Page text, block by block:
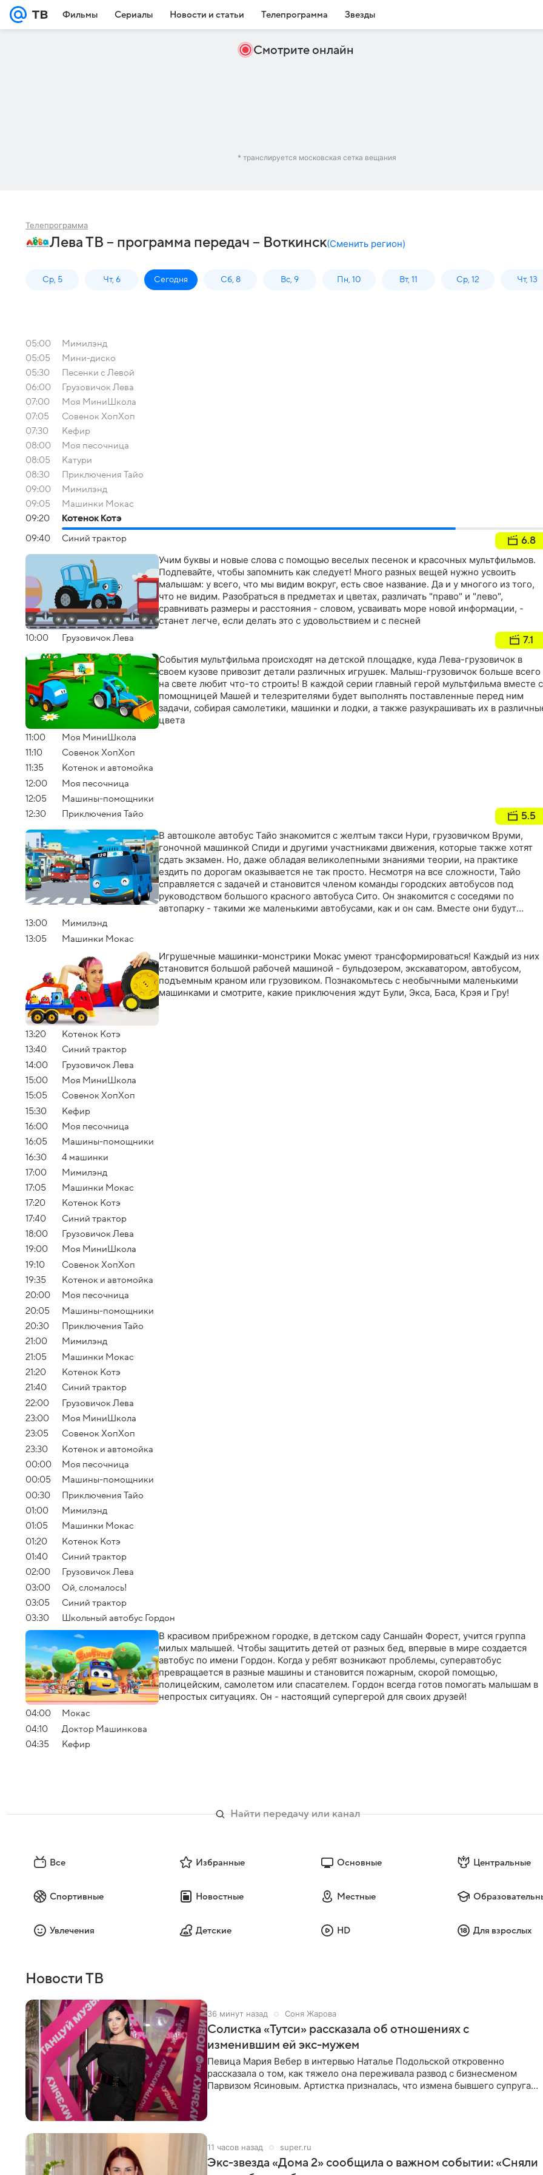
Фильмы Сериалы Новости и статьи Телепрограмма Звезды
Смотрите онлайн
* транслируется московская сетка вещания
Телепрограмма
Лева ТВ – программа передач – Воткинск(Сменить регион)
Ср, 5 Чт, 6 Сегодня Сб, 8 Вс, 9 Пн, 10 Вт, 11 Ср, 12 Чт, 13
05:00
Мимилэнд
05:05
Мини-диско
05:30
Песенки с Левой
06:00
Грузовичок Лева
07:00
Моя МиниШкола
07:05
Совенок ХопХоп
07:30
Кефир
08:00
Моя песочница
08:05
Катури
08:30
Приключения Тайо
09:00
Мимилэнд
09:05
Машинки Мокас
09:20
Котенок Котэ
09:40 Синий трактор 6.8
Учим буквы и новые слова с помощью веселых песенок и красочных мультфильмов.
Подпевайте, чтобы запомнить как следует! Много разных вещей нужно усвоить
малышам: у всего, что мы видим вокруг, есть свое название. Да и у многого из того,
что не видим. Разобраться в предметах и цветах, различать "право" и "лево",
сравнивать размеры и расстояния - словом, усваивать море новой информации, -
станет легче, если делать это с удовольствием и с песней
10:00 Грузовичок Лева 7.1
События мультфильма происходят на детской площадке, куда Лева-грузовичок в
своем кузове привозит детали различных игрушек. Малыш-грузовичок больше всего
на свете любит что-то строить! В каждой серии главный герой мультфильма вместе с
помощницей Машей и телезрителями будет выполнять поставленные перед ним
задачи, собирая самолетики, машинки и лодки, а также разукрашивать их в
цвета
11:00
Моя МиниШкола
11:10
Совенок ХопХоп
11:35
Котенок и автомойка
12:00
Моя песочница
12:05
Машины-помощники
12:30
Приключения Тайо 5.5
В автошколе автобус Тайо знакомится с желтым такси Нури, грузовичком Вруми,
гоночной машинкой Спиди и другими участниками движения, которые также хотят
сдать экзамен. Но, даже обладая великолепными знаниями теории, на практике
ездить по дорогам оказывается не так просто. Несмотря на все сложности, Тайо
справляется с задачей и становится членом команды городских автобусов под
руководством большого красного автобуса Сито. Он знакомится с соседями по
автопарку - такими же маленькими автобусами, как и он сам. Вместе они будут
13:00
Мимилэнд
13:05
Машинки Мокас
Игрушечные машинки-монстрики Мокас умеют трансформироваться! Каждый из них
становится большой рабочей машиной - бульдозером, экскаватором, автобусом,
подъемным краном или грузовиком. Познакомьтесь с необычными маленькими
машинками и смотрите, какие приключения ждут Були, Экса, Баса, Крэя и Гру!
13:20
Котенок Котэ
13:40
Синий трактор
14:00
Грузовичок Лева
15:00
Моя МиниШкола
15:05
Совенок ХопХоп
15:30
Кефир
16:00
Моя песочница
16:05
Машины-помощники
16:30
4 машинки
17:00
Мимилэнд
17:05
Машинки Мокас
17:20
Котенок Котэ
17:40
Синий трактор
18:00
Грузовичок Лева
19:00
Моя МиниШкола
19:10
Совенок ХопХоп
19:35
Котенок и автомойка
20:00
Моя песочница
20:05
Машины-помощники
20:30
Приключения Тайо
21:00
Мимилэнд
21:05
Машинки Мокас
21:20
Котенок Котэ
21:40
Синий трактор
22:00
Грузовичок Лева
23:00
Моя МиниШкола
23:05
Совенок ХопХоп
23:30
Котенок и автомойка
00:00
Моя песочница
00:05
Машины-помощники
00:30
Приключения Тайо
01:00
Мимилэнд
01:05
Машинки Мокас
01:20
Котенок Котэ
01:40
Синий трактор
02:00
Грузовичок Лева
03:00
Ой, сломалось!
03:05
Синий трактор
03:30
Школьный автобус Гордон
В красивом прибрежном городке, в детском саду Саншайн Форест, учится группа
милых малышей. Чтобы защитить детей от разных бед, впервые в мире создается
автобус по имени Гордон. Когда у ребят возникают проблемы, суперавтобус
превращается в разные машины и становится пожарным, скорой помощью,
полицейским, самолетом или спасателем. Гордон всегда готов помогать малышам в
непростых ситуациях. Он - настоящий супергерой для своих друзей!
04:00
Мокас
04:10
Доктор Машинкова
04:35
Кефир
Все Избранные Основные Центральные
Спортивные Новостные Местные
Увлечения Детские HD Для взрослых
Новости ТВ
36 минут назад Соня Жарова
Солистка «Тутси» рассказала об отношениях с
изменившим ей экс-мужем
Певица Мария Вебер в интервью Наталье Подольской откровенно
рассказала о том, как тяжело она переживала развод с бизнесменом
Парвизом Ясиновым. Артистка призналась, что измена бывшего супруга
11 часов назад super.ru
Экс-звезда «Дома 2» сообщила о важном событии: «Сняли